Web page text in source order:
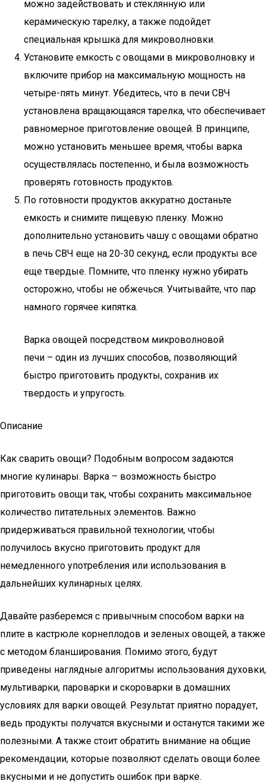
можно задействовать и стеклянную или
керамическую тарелку, а также подойдет
специальная крышка для микроволновки.
Установите емкость с овощами в микроволновку и
включите прибор на максимальную мощность на
четыре-пять минут. Убедитесь, что в печи СВЧ
установлена вращающаяся тарелка, что обеспечивает
равномерное приготовление овощей. В принципе,
можно установить меньшее время, чтобы варка
осуществлялась постепенно, и была возможность
проверять готовность продуктов.
По готовности продуктов аккуратно достаньте
емкость и снимите пищевую пленку. Можно
дополнительно установить чашу с овощами обратно
в печь СВЧ еще на 20-30 секунд, если продукты все
еще твердые. Помните, что пленку нужно убирать
осторожно, чтобы не обжечься. Учитывайте, что пар
намного горячее кипятка.
Варка овощей посредством микроволновой
печи – один из лучших способов, позволяющий
быстро приготовить продукты, сохранив их
твердость и упругость.
Описание
Как сварить овощи? Подобным вопросом задаются
многие кулинары. Варка – возможность быстро
приготовить овощи так, чтобы сохранить максимальное
количество питательных элементов. Важно
придерживаться правильной технологии, чтобы
получилось вкусно приготовить продукт для
немедленного употребления или использования в
дальнейших кулинарных целях.
Давайте разберемся с привычным способом варки на
плите в кастрюле корнеплодов и зеленых овощей, а также
с методом бланширования. Помимо этого, будут
приведены наглядные алгоритмы использования духовки,
мультиварки, пароварки и скороварки в домашних
условиях для варки овощей. Результат приятно порадует,
ведь продукты получатся вкусными и останутся такими же
полезными. А также стоит обратить внимание на общие
рекомендации, которые позволяют сделать овощи более
вкусными и не допустить ошибок при варке.